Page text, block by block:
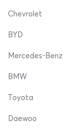
Chevrolet
BYD
Mercedes-Benz
BMW
Toyota
Daewoo